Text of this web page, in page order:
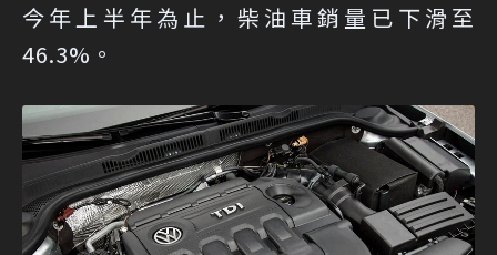
今年上半年為止，柴油車銷量已下滑至
46.3%。